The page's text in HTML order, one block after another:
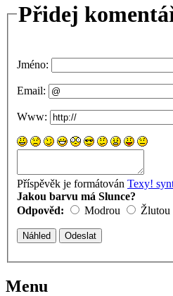
Přidej
Jméno:
Email:
Www:
Příspěvěk je formátován Texy!
Jakou barvu má Slunce?
Odpověd:
Modrou Žlutou
Menu